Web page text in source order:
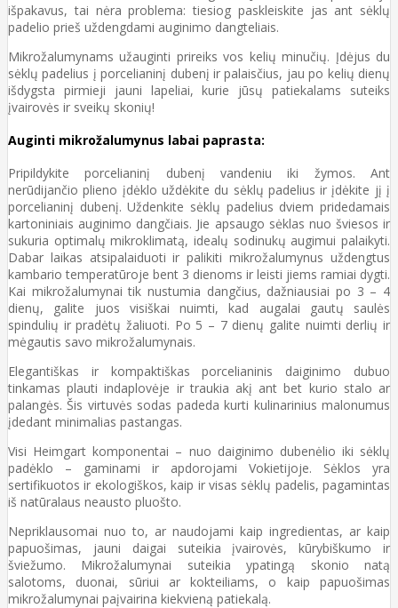
išpakavus, tai nėra problema: tiesiog paskleiskite jas ant sėklų
padelio prieš uždengdami auginimo dangteliais.
Mikrožalumynams užauginti prireiks vos kelių minučių. Įdėjus du
sėklų padelius į porcelianinį dubenį ir palaisčius, jau po kelių dienų
išdygsta pirmieji jauni lapeliai, kurie jūsų patiekalams suteiks
įvairovės ir sveikų skonių!
Auginti mikrožalumynus labai paprasta:
Pripildykite porcelianinį dubenį vandeniu iki žymos. Ant
nerūdijančio plieno įdėklo uždėkite du sėklų padelius ir įdėkite jį į
porcelianinį dubenį. Uždenkite sėklų padelius dviem pridedamais
kartoniniais auginimo dangčiais. Jie apsaugo sėklas nuo šviesos ir
sukuria optimalų mikroklimatą, idealų sodinukų augimui palaikyti.
Dabar laikas atsipalaiduoti ir palikiti mikrožalumynus uždengtus
kambario temperatūroje bent 3 dienoms ir leisti jiems ramiai dygti.
Kai mikrožalumynai tik nustumia dangčius, dažniausiai po 3 – 4
dienų, galite juos visiškai nuimti, kad augalai gautų saulės
spindulių ir pradėtų žaliuoti. Po 5 – 7 dienų galite nuimti derlių ir
mėgautis savo mikrožalumynais.
Elegantiškas ir kompaktiškas porcelianinis daiginimo dubuo
tinkamas plauti indaplovėje ir traukia akį ant bet kurio stalo ar
palangės. Šis virtuvės sodas padeda kurti kulinarinius malonumus
įdedant minimalias pastangas.
Visi Heimgart komponentai – nuo daiginimo dubenėlio iki sėklų
padėklo – gaminami ir apdorojami Vokietijoje. Sėklos yra
sertifikuotos ir ekologiškos, kaip ir visas sėklų padelis, pagamintas
iš natūralaus neausto pluošto.
Nepriklausomai nuo to, ar naudojami kaip ingredientas, ar kaip
papuošimas, jauni daigai suteikia įvairovės, kūrybiškumo ir
šviežumo. Mikrožalumynai suteikia ypatingą skonio natą
salotoms, duonai, sūriui ar kokteiliams, o kaip papuošimas
mikrožalumynai paįvairina kiekvieną patiekalą.